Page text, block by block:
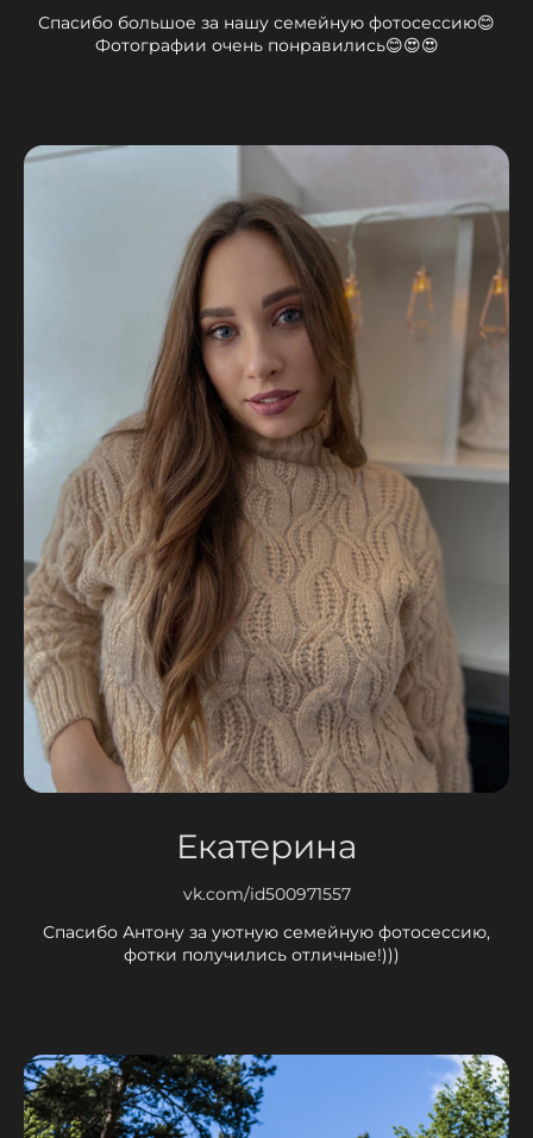
Спасибо большое за нашу семейную фотосессию😊
Фотографии очень понравились😊😍😍
Екатерина
vk.com/id500971557
Спасибо Антону за уютную семейную фотосессию,
фотки получились отличные!)))